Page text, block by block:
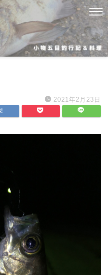
2021年2月23日